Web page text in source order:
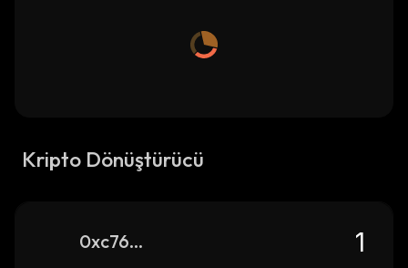
Kripto Dönüştürücü
0xc7692244a306596394bff710277256bb58af5f79_ethereum